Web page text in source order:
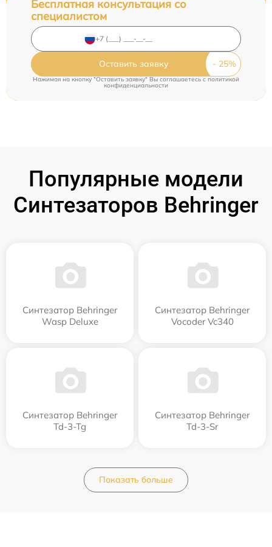
Бесплатная консультация со
специалистом
Оставить заявку
Нажимая на кнопку "Оставить заявку" Вы соглашаетесь cполитикой
конфиденциальности
Популярные модели
Синтезаторов Behringer
Синтезатор Behringer
Wasp Deluxe
Синтезатор Behringer
Vocoder Vc340
Синтезатор Behringer
Td-3-Tg
Синтезатор Behringer
Td-3-Sr
Показать больше